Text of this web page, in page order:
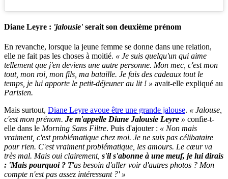
Diane Leyre : 'jalousie' serait son deuxième prénom
En revanche, lorsque la jeune femme se donne dans une relation,
elle ne fait pas les choses à moitié. « Je suis quelqu'un qui aime
tellement que j'en deviens une autre personne. Mon mec, c'est mon
tout, mon roi, mon fils, ma bataille. Je fais des cadeaux tout le
temps, je lui apporte le petit-déjeuner au lit ! » avait-elle expliqué au
Parisien.
Mais surtout, Diane Leyre avoue être une grande jalouse. « Jalouse,
c'est mon prénom. Je m'appelle Diane Jalousie Leyre » confie-t-
elle dans le Morning Sans Filtre. Puis d'ajouter : « Non mais
vraiment, c'est problématique chez moi. Je ne suis pas célibataire
pour rien. C'est vraiment problématique, les amours. Le cœur va
très mal. Mais oui clairement, s'il s'abonne à une meuf, je lui dirais
: 'Mais pourquoi ? T'as besoin d'aller voir d'autres photos ? Mon
compte n'est pas assez intéressant ?' »